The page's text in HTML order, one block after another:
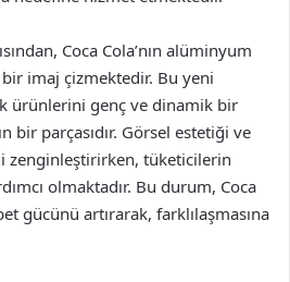
Coca Cola’nın alüminyum
imaj çizmektedir. Bu yeni
ürünlerini genç ve dinamik bir
bir parçasıdır. Görsel estetiği ve
zenginleştirirken, tüketicilerin
olmaktadır. Bu durum, Coca
gücünü artırarak, farklılaşmasına